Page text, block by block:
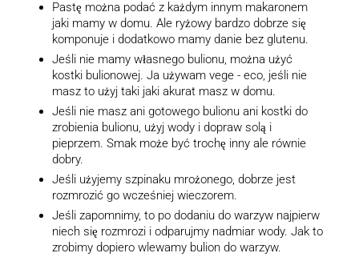
Pastę można podać z każdym innym makaronem
jaki mamy w domu. Ale ryżowy bardzo dobrze się
komponuje i dodatkowo mamy danie bez glutenu.
Jeśli nie mamy własnego bulionu, można użyć
kostki bulionowej. Ja używam vege - eco, jeśli nie
masz to użyj taki jaki akurat masz w domu.
Jeśli nie masz ani gotowego bulionu ani kostki do
zrobienia bulionu, użyj wody i dopraw solą i
pieprzem. Smak może być trochę inny ale równie
dobry.
Jeśli użyjemy szpinaku mrożonego, dobrze jest
rozmrozić go wcześniej wieczorem.
Jeśli zapomnimy, to po dodaniu do warzyw najpierw
niech się rozmrozi i odparujmy nadmiar wody. Jak to
zrobimy dopiero wlewamy bulion do warzyw.